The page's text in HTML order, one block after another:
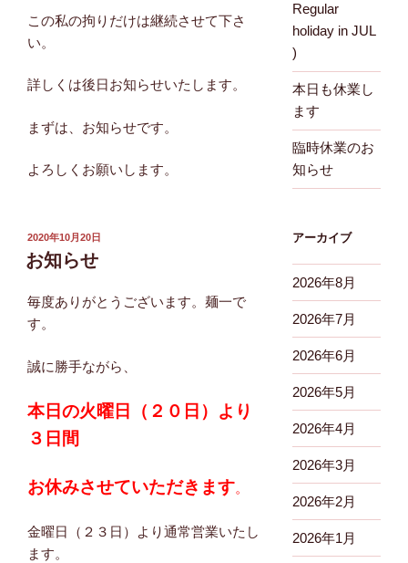
この私の拘りだけは継続させて下さ
い。
詳しくは後日お知らせいたします。
まずは、お知らせです。
よろしくお願いします。
投
稿
日:
2020年10月20日
お知らせ
毎度ありがとうございます。麺一で
す。
誠に勝手ながら、
本日の火曜日（２０日）より
３日間
お休みさせていただきます。
金曜日（２３日）より通常営業いたし
ます。
Regular
holiday in JUL
)
本日も休業し
ます
臨時休業のお
知らせ
アーカイブ
2026年8月
2026年7月
2026年6月
2026年5月
2026年4月
2026年3月
2026年2月
2026年1月